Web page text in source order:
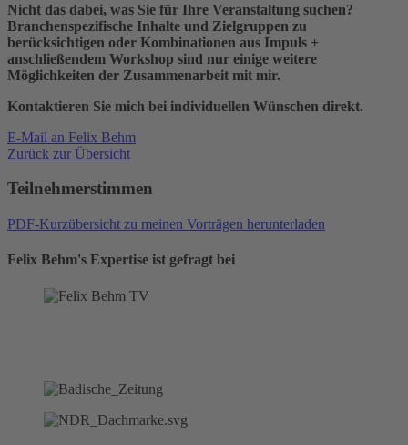
Nicht das dabei, was Sie für Ihre Veranstaltung suchen?
Branchenspezifische Inhalte und Zielgruppen zu
berücksichtigen oder Kombinationen aus Impuls +
anschließendem Workshop sind nur einige weitere
Möglichkeiten der Zusammenarbeit mit mir.
Kontaktieren Sie mich bei individuellen Wünschen direkt.
E-Mail an Felix Behm
Zurück zur Übersicht
Teilnehmerstimmen
PDF-Kurzübersicht zu meinen Vorträgen herunterladen
Felix Behm's Expertise ist gefragt bei